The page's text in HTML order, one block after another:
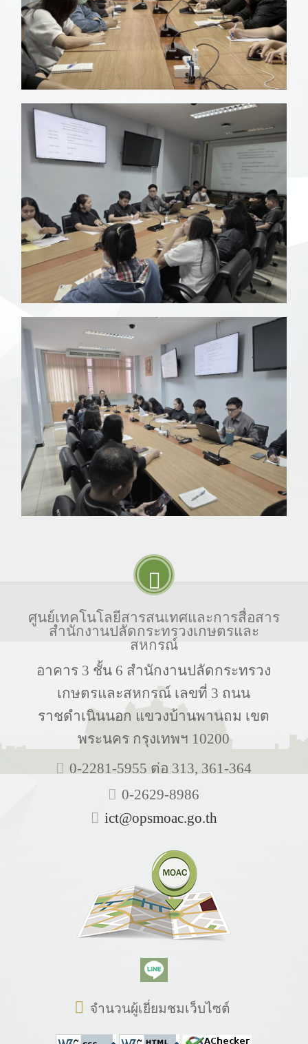
ศูนย์เทคโนโลยีสารสนเทศและการสื่อสาร
สำนักงานปลัดกระทรวงเกษตรและ
สหกรณ์
อาคาร 3 ชั้น 6 สำนักงานปลัดกระทรวง
เกษตรและสหกรณ์ เลขที่ 3 ถนน
ราชดำเนินนอก แขวงบ้านพานถม เขต
พระนคร กรุงเทพฯ 10200
0-2281-5955 ต่อ 313, 361-364
0-2629-8986
ict@opsmoac.go.th
จำนวนผู้เยี่ยมชมเว็บไซต์